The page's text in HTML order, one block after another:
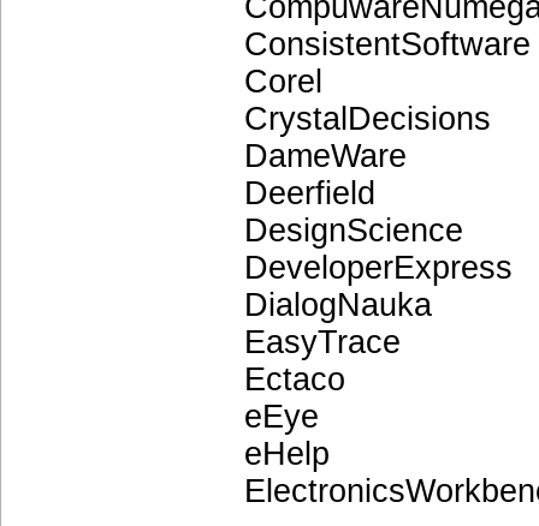
ConsistentSoftware
Corel
CrystalDecisions
DameWare
Deerfield
DesignScience
DeveloperExpress
DialogNauka
EasyTrace
Ectaco
eEye
eHelp